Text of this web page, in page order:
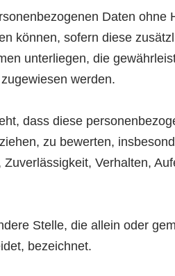
Daten ohne
können, sofern diese
unterliegen, die
werden.
dass diese
zu bewerten,
Verhalten,
Stelle, die allein oder
bezeichnet.